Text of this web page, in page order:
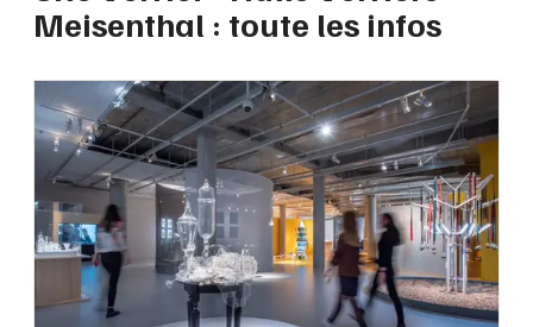
Meisenthal : toute les infos